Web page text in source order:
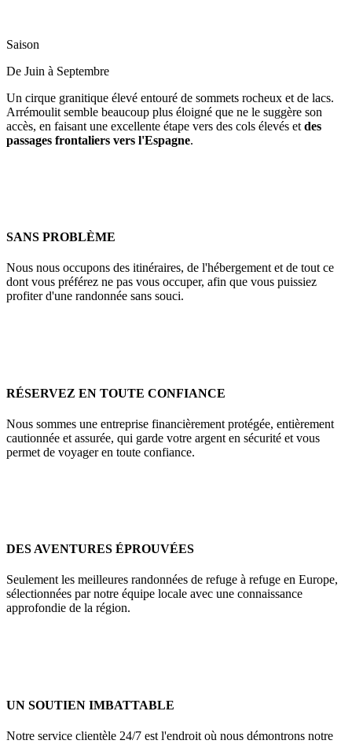
Saison
De Juin à Septembre
Un cirque granitique élevé entouré de sommets rocheux et de lacs.
Arrémoulit semble beaucoup plus éloigné que ne le suggère son
accès, en faisant une excellente étape vers des cols élevés et des
passages frontaliers vers l'Espagne.
SANS PROBLÈME
Nous nous occupons des itinéraires, de l'hébergement et de tout ce
dont vous préférez ne pas vous occuper, afin que vous puissiez
profiter d'une randonnée sans souci.
RÉSERVEZ EN TOUTE CONFIANCE
Nous sommes une entreprise financièrement protégée, entièrement
cautionnée et assurée, qui garde votre argent en sécurité et vous
permet de voyager en toute confiance.
DES AVENTURES ÉPROUVÉES
Seulement les meilleures randonnées de refuge à refuge en Europe,
sélectionnées par notre équipe locale avec une connaissance
approfondie de la région.
UN SOUTIEN IMBATTABLE
Notre service clientèle 24/7 est l'endroit où nous démontrons notre